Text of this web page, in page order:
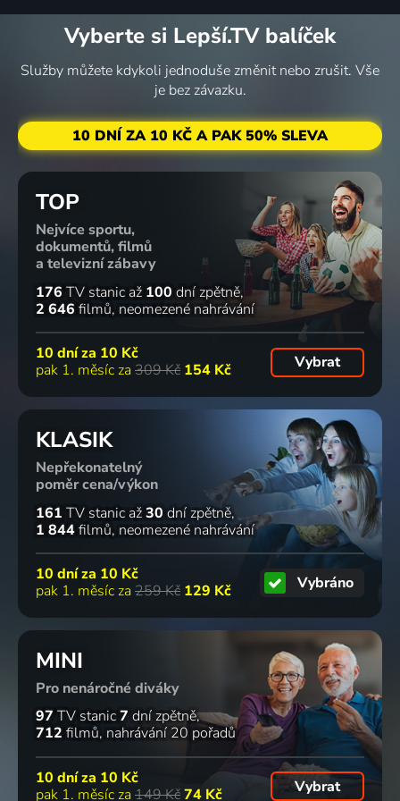
2014 | Reality TV 2014 | Reality TV
Velikonoční
2014 | Reality TV
Králíci a
krůty
Vyberte si Lepší.TV balíček
Služby můžete kdykoli jednoduše změnit nebo zrušit. Vše
je bez závazku.
10 DNÍ ZA 10 KČ A PAK 50% SLEVA
TOP
Nejvíce sportu,
dokumentů, filmů
a televizní zábavy
176 TV stanic až 100 dní zpětně
2 646 filmů neomezené nahrávání
10 dní za 10 Kč
pak 1. měsíc za 309 Kč 154 Kč Vybrat
KLASIK
Nepřekonatelný
poměr cena/výkon
161 TV stanic až30 dní zpětně
1 844filmů neomezené nahrávání
10 dní za 10 Kč
pak 1. měsíc za 259 Kč 129 Kč Vybráno
MINI
Pro nenáročné diváky
97 TV stanic7 dní zpětně
712 filmů nahrávání 20 pořadů
10 dní za 10 Kč
pak 1. měsíc za 149 Kč74 Kč Vybrat